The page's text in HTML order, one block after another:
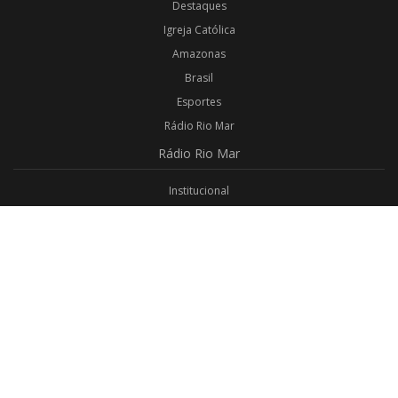
Destaques
Igreja Católica
Amazonas
Brasil
Esportes
Rádio Rio Mar
Rádio Rio Mar
Institucional